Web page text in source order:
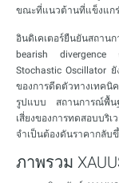
ขณะที่แนวต้านที่แข็งแกร่
อินดิเคเตอร์ยืนยันสถ
bearish divergence
Stochastic Oscillator
ของการดีดตัวทางเทคนิ
รูปแบบ สถานการณ์พื้น
เสี่ยงของการทดสอบบ
จำเป็นต้องดันราคากลับ
ภาพรวม